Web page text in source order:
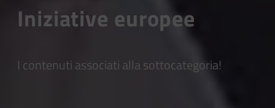
Iniziative europee
I contenuti associati alla sottocategoria!